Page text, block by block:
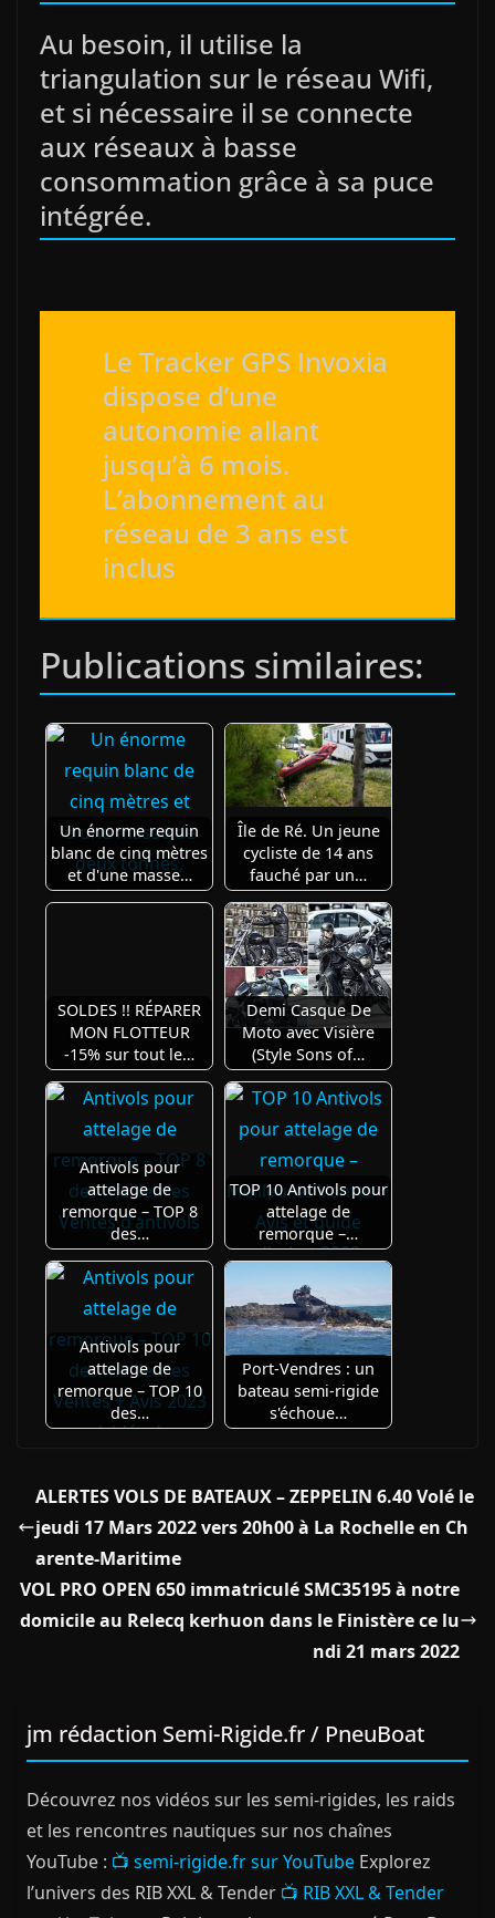
Au besoin, il utilise la
triangulation sur le réseau Wifi,
et si nécessaire il se connecte
aux réseaux à basse
consommation grâce à sa puce
intégrée.
Le Tracker GPS Invoxia
dispose d’une
autonomie allant
jusqu’à 6 mois.
L’abonnement au
réseau de 3 ans est
inclus
Publications similaires:
Un énorme requin
blanc de cinq mètres
et d'une masse…
Île de Ré. Un jeune
cycliste de 14 ans
fauché par un…
SOLDES !! RÉPARER
MON FLOTTEUR
-15% sur tout le…
Demi Casque De
Moto avec Visière
(Style Sons of…
Antivols pour
attelage de
remorque – TOP 8
des…
TOP 10 Antivols pour
attelage de
remorque –…
Antivols pour
attelage de
remorque – TOP 10
des…
Port-Vendres : un
bateau semi-rigide
s'échoue…
ALERTES VOLS DE BATEAUX – ZEPPELIN 6.40 Volé le
jeudi 17 Mars 2022 vers 20h00 à La Rochelle en Ch
arente-Maritime
VOL PRO OPEN 650 immatriculé SMC35195 à notre
domicile au Relecq kerhuon dans le Finistère ce lu
ndi 21 mars 2022
jm rédaction Semi-Rigide.fr / PneuBoat
Découvrez nos vidéos sur les semi-rigides, les raids
et les rencontres nautiques sur nos chaînes
YouTube : 📺 semi-rigide.fr sur YouTube Explorez
l’univers des RIB XXL & Tender 📺 RIB XXL & Tender